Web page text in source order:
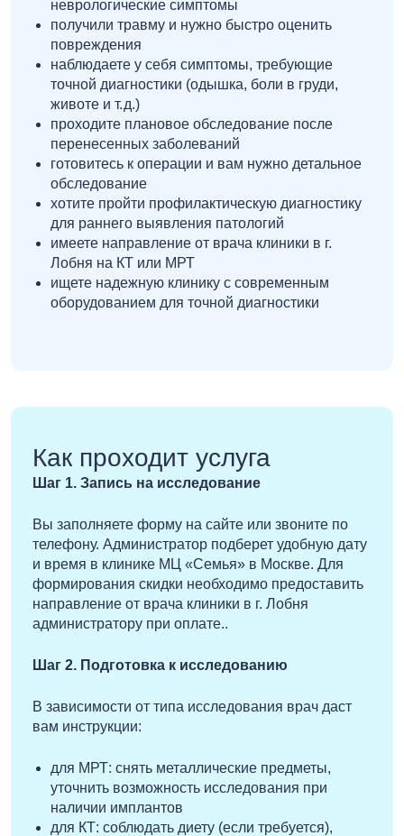
неврологические симптомы
получили травму и нужно быстро оценить
повреждения
наблюдаете у себя симптомы, требующие
точной диагностики (одышка, боли в груди,
животе и т. д.)
проходите плановое обследование после
перенесенных заболеваний
готовитесь к операции и вам нужно детальное
обследование
хотите пройти профилактическую диагностику
для раннего выявления патологий
имеете направление от врача клиники в г.
Лобня на КТ или МРТ
ищете надежную клинику с современным
оборудованием для точной диагностики
Как проходит услуга
Шаг 1. Запись на исследование
Вы заполняете форму на сайте или звоните по
телефону. Администратор подберет удобную дату
и время в клинике МЦ «Семья» в Москве. Для
формирования скидки необходимо предоставить
направление от врача клиники в г. Лобня
администратору при оплате..
Шаг 2. Подготовка к исследованию
В зависимости от типа исследования врач даст
вам инструкции:
для МРТ: снять металлические предметы,
уточнить возможность исследования при
наличии имплантов
для КТ: соблюдать диету (если требуется),